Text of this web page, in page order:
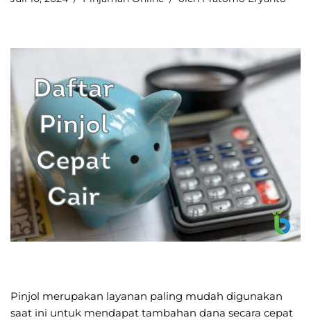
Pinjol merupakan layanan paling mudah digunakan
saat ini untuk mendapat tambahan dana secara cepat